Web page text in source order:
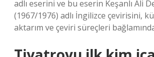
adlı eserini ve bu eserin Keşanlı Ali
(1967/1976) adlı İngilizce çevirisini,
aktarım ve çeviri süreçleri